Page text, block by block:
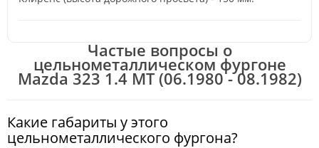
Частые вопросы о
цельнометаллическом фургоне
Mazda 323 1.4 MT (06.1980 - 08.1982)
Какие габариты у этого
цельнометаллического фургона?